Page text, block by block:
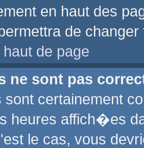
en haut des
de
de page
ne sont pas
sont certainement
heures affich�es
le cas, vous